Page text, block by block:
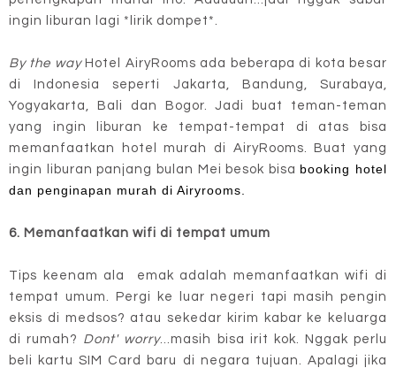
ingin liburan lagi *lirik dompet*.
By the wayHotel AiryRooms ada beberapa di kota besar
di Indonesia seperti Jakarta, Bandung, Surabaya,
Yogyakarta, Bali dan Bogor. Jadi buat teman-teman
yang ingin liburan ke tempat-tempat di atas bisa
memanfaatkan hotel murah di AiryRooms. Buat yang
ingin liburan panjang bulan Mei besok bisa booking hotel
dan penginapan murah di Airyrooms.
6. Memanfaatkan wifi di tempat umum
Tips keenam ala
emak adalah memanfaatkan wifi di
tempat umum. Pergi ke luar negeri tapi masih pengin
eksis di medsos? atau sekedar kirim kabar ke keluarga
di rumah? Dont' worry...masih bisa irit kok. Nggak perlu
beli kartu SIM Card baru di negara tujuan. Apalagi jika